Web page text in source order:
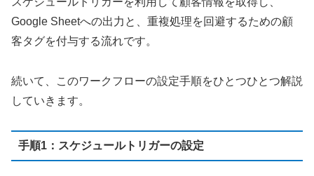
Google Sheetへの出力と、重複処理を回避するための顧
客タグを付与する流れです。
続いて、このワークフローの設定手順をひとつひとつ解説
していきます。
手順1：スケジュールトリガーの設定